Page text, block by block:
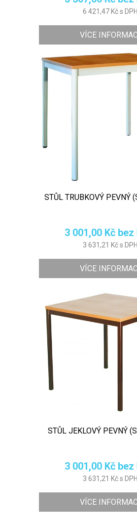
6 421,47 Kč s DPH
VÍCE
STŮL TRUBKOVÝ PEVNÝ
3 001,00 Kč bez
3 631,21 Kč s DPH
VÍCE
STŮL JEKLOVÝ PEVNÝ
3 001,00 Kč bez
3 631,21 Kč s DPH
VÍCE